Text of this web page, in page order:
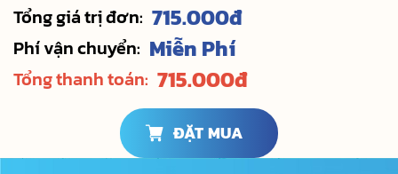
Tổng giá trị đơn: 715.000đ
Phí vận chuyển: Miễn Phí
Tổng thanh toán: 715.000đ
ĐẶT MUA